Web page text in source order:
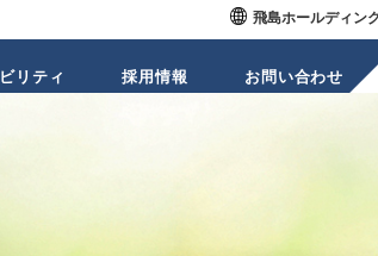
リティ 採用情報 お問い合わせ
飛島ホールディン